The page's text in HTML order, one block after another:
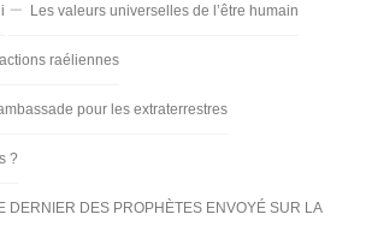
Les valeurs universelles de l’être humain
raéliennes
pour les extraterrestres
?
DERNIER DES PROPHÈTES ENVOYÉ SUR LA